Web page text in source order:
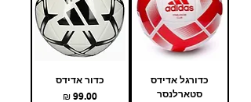
כדורגל אדידס
סטארלנסר
כדור אדידס
מחיר